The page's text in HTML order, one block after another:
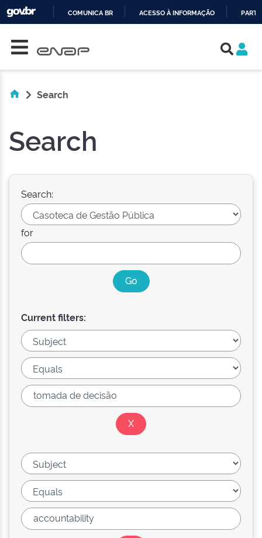
COMUNICA BR ACESSO À INFORMAÇÃO
Search
Search
Search:
for
Current filters: